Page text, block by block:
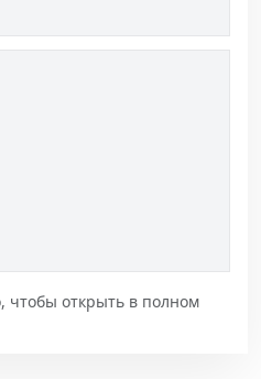
чтобы открыть в полном